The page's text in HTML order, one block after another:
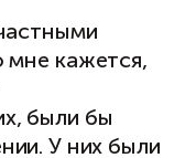
мне кажется,
были бы
У них были